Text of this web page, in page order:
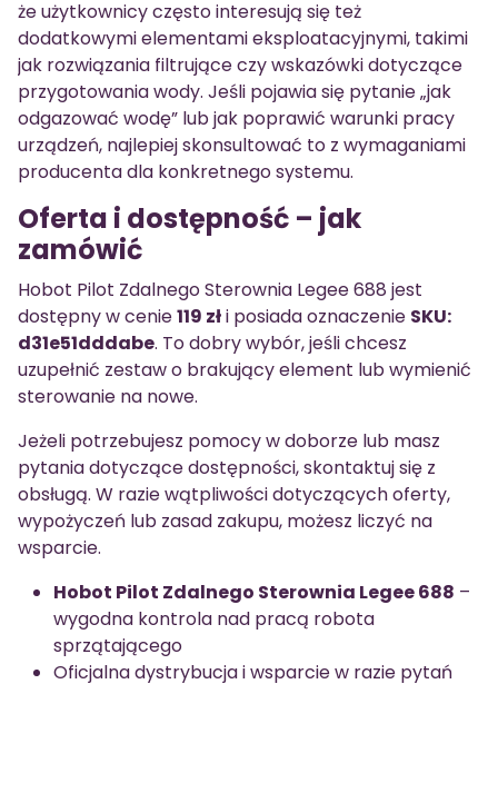
że użytkownicy często interesują się też
dodatkowymi elementami eksploatacyjnymi, takimi
jak rozwiązania filtrujące czy wskazówki dotyczące
przygotowania wody. Jeśli pojawia się pytanie „jak
odgazować wodę” lub jak poprawić warunki pracy
urządzeń, najlepiej skonsultować to z wymaganiami
producenta dla konkretnego systemu.
Oferta i dostępność – jak
zamówić
Hobot Pilot Zdalnego Sterownia Legee 688 jest
dostępny w cenie119 złi posiada oznaczenie SKU:
d31e51dddabe. To dobry wybór, jeśli chcesz
uzupełnić zestaw o brakujący element lub wymienić
sterowanie na nowe.
Jeżeli potrzebujesz pomocy w doborze lub masz
pytania dotyczące dostępności, skontaktuj się z
obsługą. W razie wątpliwości dotyczących oferty,
wypożyczeń lub zasad zakupu, możesz liczyć na
wsparcie.
Hobot Pilot Zdalnego Sterownia Legee 688 –
wygodna kontrola nad pracą robota
sprzątającego
Oficjalna dystrybucja i wsparcie w razie pytań